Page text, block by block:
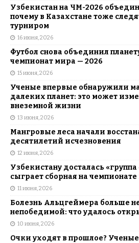
Узбекистан на ЧМ-2026
почему в Казахстане тоже
турниром
16 июня, 2026
Футбол снова объединил
чемпионат мира — 2026
15 июня, 2026
Ученые впервые обнаружили
далеких планет: это может
внеземной жизни
13 июня, 2026
Мангровые леса начали
десятилетий исчезновения
12 июня, 2026
Узбекистану досталась
сыграет сборная на
11 июня, 2026
Болезнь Альцгеймера больше
непобедимой: что удалось
10 июня, 2026
Очки уходят в прошлое?